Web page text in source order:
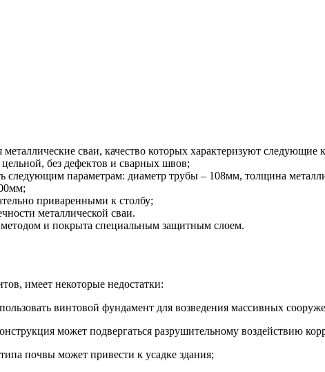
сваи, качество которых характеризуют следующие
без дефектов и сварных швов;
следующим параметрам: диаметр трубы – 108мм, толщина
приваренными к столбу;
металлической сваи.
и покрыта специальным защитным слоем.
имеет некоторые недостатки:
винтовой фундамент для возведения массивных
может подвергаться разрушительному воздействию
почвы может привести к усадке здания;